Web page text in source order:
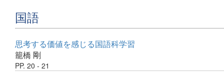
国語
思考する価値を感じる国語科学習
籠橋 剛
PP. 20 - 21